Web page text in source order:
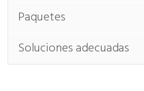
Paquetes
Soluciones adecuadas